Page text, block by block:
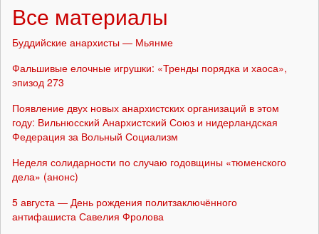
Все материалы
Буддийские анархисты — Мьянме
Фальшивые елочные игрушки: «Тренды порядка и хаоса»,
эпизод 273
Появление двух новых анархистских организаций в этом
году: Вильнюсский Анархистский Союз и нидерландская
Федерация за Вольный Социализм
Неделя солидарности по случаю годовщины «тюменского
дела» (анонс)
5 августа — День рождения политзаключённого
антифашиста Савелия Фролова